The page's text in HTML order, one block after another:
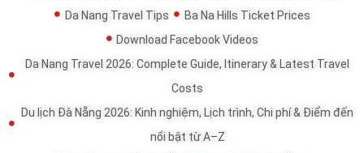
Da Nang Travel Tips
Ba Na Hills Ticket Prices
Download Facebook Videos
Da Nang Travel 2026: Complete Guide, Itinerary & Latest Travel
Costs
Du lịch Đà Nẵng 2026: Kinh nghiệm, Lịch trình, Chi phí & Điểm đến
nổi bật từ A–Z